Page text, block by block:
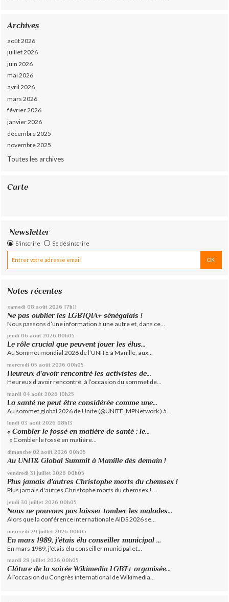
Archives
août 2026
juillet 2026
juin 2026
mai 2026
avril 2026
mars 2026
février 2026
janvier 2026
décembre 2025
novembre 2025
Toutes les archives
Carte
Newsletter
S'inscrire Se désinscrire
Notes récentes
samedi 08 août 2026 17h11
Ne pas oublier les LGBTQIA+ sénégalais !
Nous passons d’une information à une autre et, dans ce...
jeudi 06 août 2026 00h05
Le rôle crucial que peuvent jouer les élus...
Au Sommet mondial 2026 de l’UNITE à Manille, aux...
mercredi 05 août 2026 00h05
Heureux d’avoir rencontré les activistes de...
Heureux d’avoir rencontré, à l’occasion du sommet de...
mardi 04 août 2026 10h25
La santé ne peut être considérée comme une...
Au sommet global 2026 de Unite (@UNITE_MPNetwork ) à...
lundi 03 août 2026 08h13
« Combler le fossé en matière de santé : le...
« Combler le fossé en matière...
dimanche 02 août 2026 00h05
Au UNIT& Global Summit à Manille dès demain !
vendredi 31 juillet 2026 00h05
Plus jamais d'autres Christophe morts du chemsex !
Plus jamais d'autres Christophe morts du chemsex !...
jeudi 30 juillet 2026 00h05
Nous ne pouvons pas laisser tomber les malades...
Alors que la conférence internationale AIDS 2026 se...
mercredi 29 juillet 2026 00h05
En mars 1989, j’étais élu conseiller municipal ...
En mars 1989, j’étais élu conseiller municipal et...
mardi 28 juillet 2026 00h05
Clôture de la soirée Wikimedia LGBT+ organisée...
À l’occasion du Congrès international de Wikimedia...